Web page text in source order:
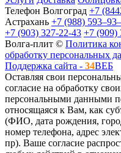
Телефон Волгоград +7
Астрахань +7 (988)
+7 (903) 327-22-43 +7 (909)
Волга-плит © Политика
обработку персональных
Поддержка сайта - 34ВЕБ
Оставляя свои
согласие на обработку
персональными данными
относящаяся к Вам, как
(ФИО, дата рождения,
номер телефона, адрес
пр). Ваше согласие